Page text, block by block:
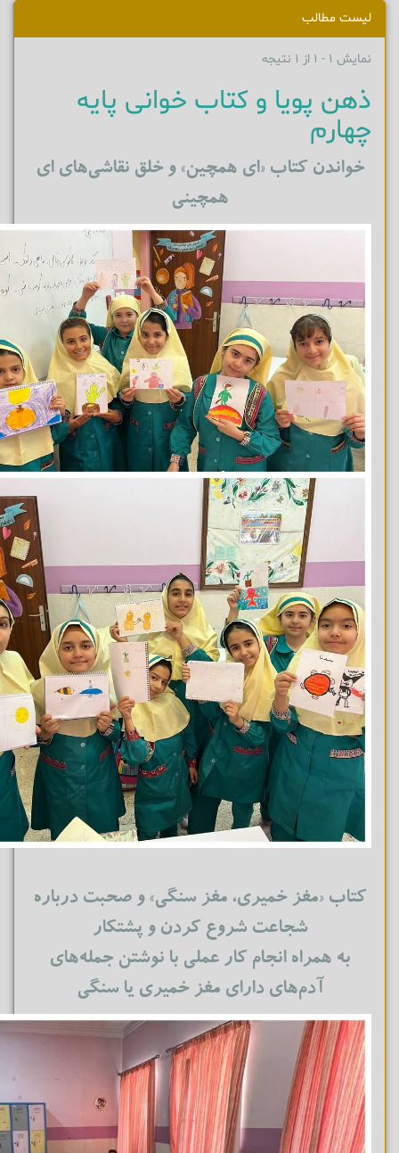
لیست مطالب
نمایش 1 - 1 از 1 نتیجه
ذهن پویا و کتاب خوانی پایه
چهارم
خواندن کتاب «ای همچین» و خلق نقاشی‌های ای‌
همچینی
کتاب «مغز خمیری، مغز سنگی» و‌ صحبت درباره
شجاعت شروع کردن و پشتکار
به همراه انجام کار عملی با نوشتن جمله‌های
آدم‌های دارای مغز خمیری یا سنگی